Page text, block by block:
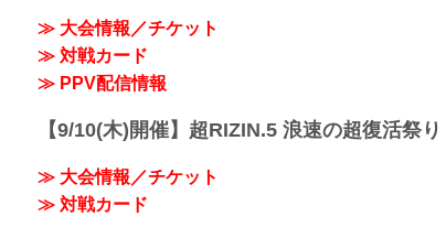
≫ 大会情報／チケット
≫ 対戦カード
≫ PPV配信情報
【9/10(木)開催】超RIZIN.5 浪速の超復活祭り
≫ 大会情報／チケット
≫ 対戦カード